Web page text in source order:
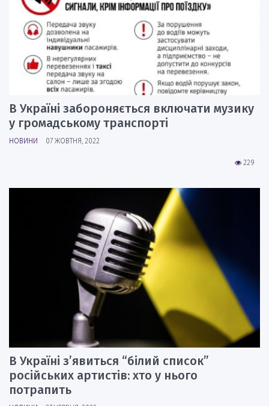
В Україні забороняється включати музику
у громадському транспорті
НОВИНИ 07 ЖОВТНЯ, 2022
229
В Україні з’явиться “білий список”
російських артистів: хто у нього
потрапить